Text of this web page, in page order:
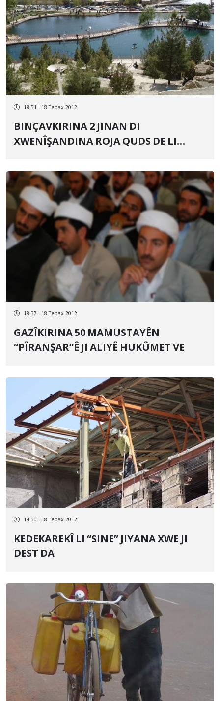
18:51 - 18 Tebax 2012
BINÇAVKIRINA 2 JINAN DI
XWENÎŞANDINA ROJA QUDS DE LI
18:37 - 18 Tebax 2012
GAZÎKIRINA 50 MAMUSTAYÊN
“PÎRANŞAR”Ê JI ALIYÊ HUKÛMET VE
14:50 - 18 Tebax 2012
KEDEKAREKÎ LI “SINE” JIYANA XWE JI
DEST DA